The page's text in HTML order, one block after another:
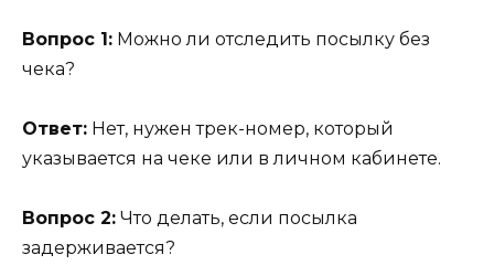
Вопрос 1: Можно ли отследить посылку без
чека?
Ответ: Нет, нужен трек-номер, который
указывается на чеке или в личном кабинете.
Вопрос 2: Что делать, если посылка
задерживается?